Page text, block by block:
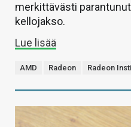
merkittävästi
kellojakso.
Lue lisää
AMD Radeon Radeon